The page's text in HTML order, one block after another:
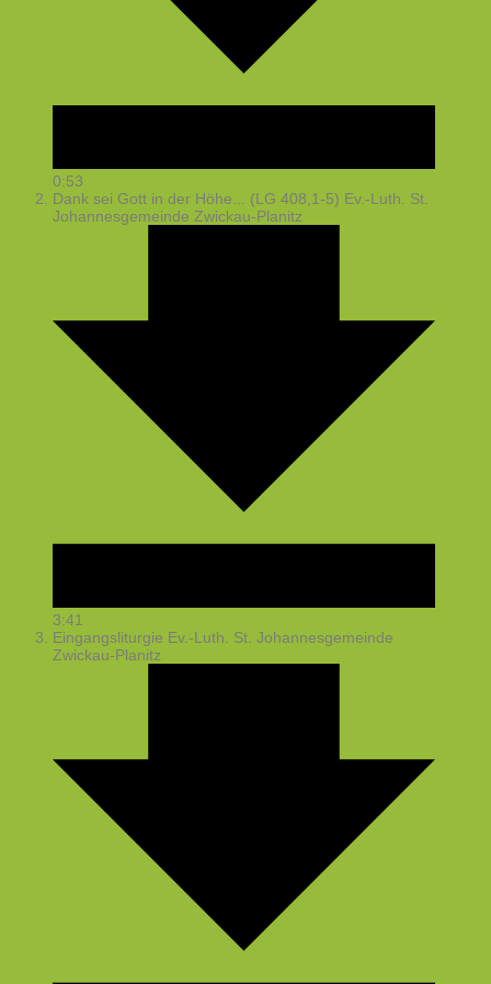
0:53
Dank sei Gott in der Höhe... (LG 408,1-5) Ev.-Luth. St.
Johannesgemeinde Zwickau-Planitz
3:41
Eingangsliturgie Ev.-Luth. St. Johannesgemeinde
Zwickau-Planitz